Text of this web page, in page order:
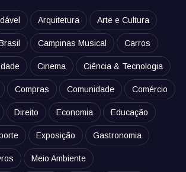
Arquitetura Arte e Cultura
Campinas Musical Carros
Cinema Ciência & Tecnologia
Compras Comunidade Comércio
Direito Economia Educação
Exposição Gastronomia
Meio Ambiente